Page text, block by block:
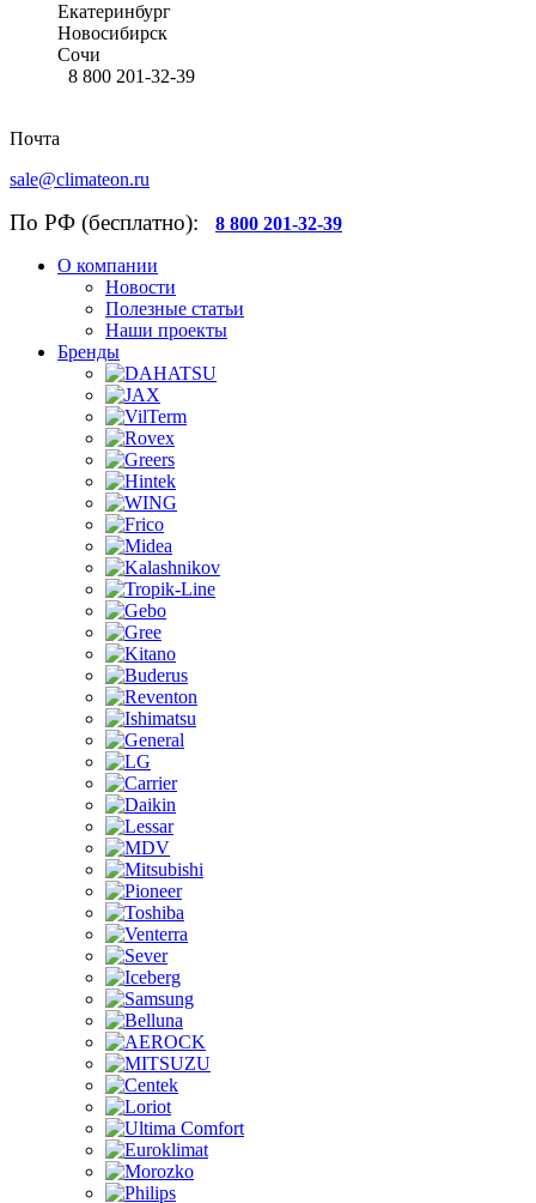
Екатеринбург
Новосибирск
Сочи
8 800 201-32-39
Почта
sale@climateon.ru
По РФ (бесплатно): 8 800 201-32-39
О компании
Новости
Полезные статьи
Наши проекты
Бренды